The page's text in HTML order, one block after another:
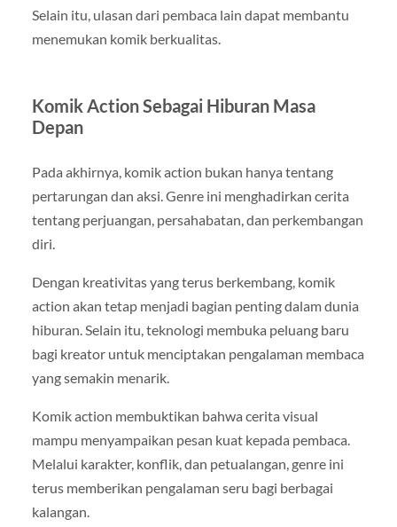
Selain itu, ulasan dari pembaca lain dapat membantu
menemukan komik berkualitas.
Komik Action Sebagai Hiburan Masa
Depan
Pada akhirnya, komik action bukan hanya tentang
pertarungan dan aksi. Genre ini menghadirkan cerita
tentang perjuangan, persahabatan, dan perkembangan
diri.
Dengan kreativitas yang terus berkembang, komik
action akan tetap menjadi bagian penting dalam dunia
hiburan. Selain itu, teknologi membuka peluang baru
bagi kreator untuk menciptakan pengalaman membaca
yang semakin menarik.
Komik action membuktikan bahwa cerita visual
mampu menyampaikan pesan kuat kepada pembaca.
Melalui karakter, konflik, dan petualangan, genre ini
terus memberikan pengalaman seru bagi berbagai
kalangan.